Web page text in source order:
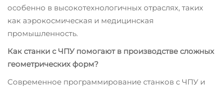
особенно в высокотехнологичных отраслях, таких
как аэрокосмическая и медицинская
промышленность.
Как станки с ЧПУ помогают в производстве сложных
геометрических форм?
Современное программирование станков с ЧПУ и